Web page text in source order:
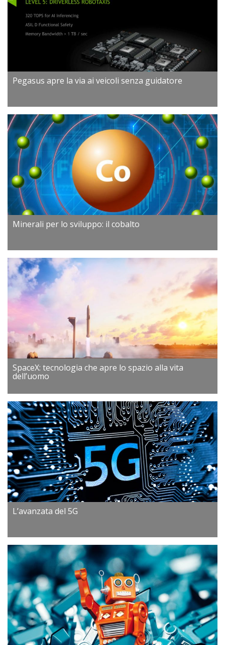
Pegasus apre la via ai veicoli senza guidatore
Minerali per lo sviluppo: il cobalto
SpaceX: tecnologia che apre lo spazio alla vita
dell’uomo
L’avanzata del 5G